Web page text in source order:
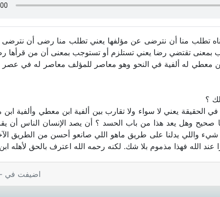
تطلب منا أن نترضى عن مؤلفها يعني تطلب منا رضى أن نترضى
بمعنى تقتضي رضا يعني تستلزم أو تستوجب بمعنى أن من قرأها
معطي هذا رحمه الله توفي سنة 628 والمؤلف 672 ابن معطي له ألفية في النحو وهو معاصر للمؤلف معاصر
؟
الحقيقة يعني لا سواء ولا تقارب بين ألفية ابن معطي وألفية ابن
صحيح وهل يعد هذا من باب الحسد ؟ أن يصد الإنسان الناس أن
واللي يدلنا على طريق ماهو اللي صانعو أحسن من الطريق
عند الله فهذا مذموم بلا شك. لكنه رحمه الله اعترف بالحق لأهله
اضيفت في - 2006-04-10